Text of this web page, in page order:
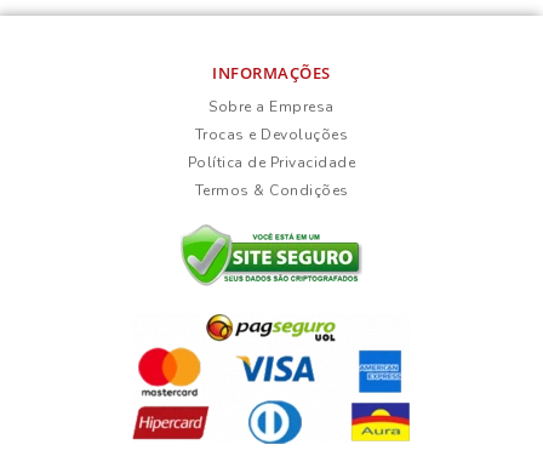
INFORMAÇÕES
Sobre a Empresa
Trocas e Devoluções
Política de Privacidade
Termos & Condições